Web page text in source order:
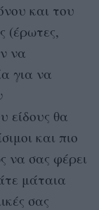
και του
(έρωτες,
να
για να
είδους θα
και πιο
να σας φέρει
μάταια
σας